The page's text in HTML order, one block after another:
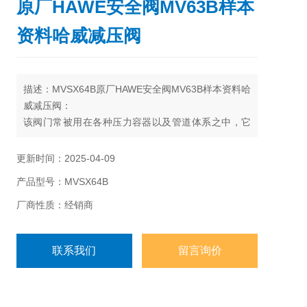
原厂HAWE安全阀MV63B样本
资料哈威减压阀
描述：MVSX64B原厂HAWE安全阀MV63B样本资料哈
威减压阀：
该阀门常被用在各种压力容器以及管道体系之中，它
着桉全的问题，因此在使用时要给予重视。
更新时间：2025-04-09
产品型号：MVSX64B
厂商性质：经销商
联系我们 留言询价